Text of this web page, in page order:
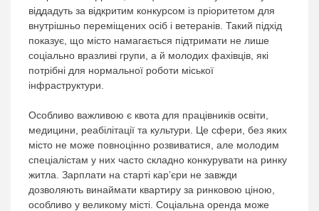
віддадуть за відкритим конкурсом із пріоритетом для
внутрішньо переміщених осіб і ветеранів. Такий підхід
показує, що місто намагається підтримати не лише
соціально вразливі групи, а й молодих фахівців, які
потрібні для нормальної роботи міської
інфраструктури.
Особливо важливою є квота для працівників освіти,
медицини, реабілітації та культури. Це сфери, без яких
місто не може повноцінно розвиватися, але молодим
спеціалістам у них часто складно конкурувати на ринку
житла. Зарплати на старті кар’єри не завжди
дозволяють винаймати квартиру за ринковою ціною,
особливо у великому місті. Соціальна оренда може